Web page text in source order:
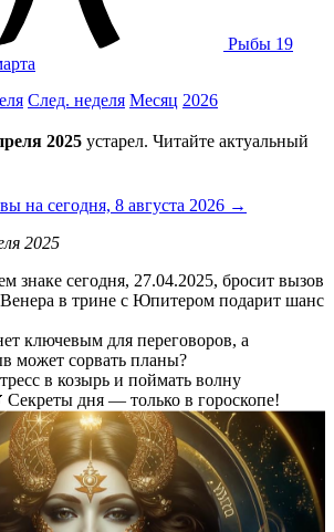
Рыбы 19
След. неделя Месяц 2026
2025 устарел. Читайте актуальный
на сегодня, 8 августа 2026 →
2025
знаке сегодня, 27.04.2025, бросит вызов
в трине с Юпитером подарит шанс
ключевым для переговоров, а
может сорвать планы?
в козырь и поймать волну
Секреты дня — только в гороскопе!